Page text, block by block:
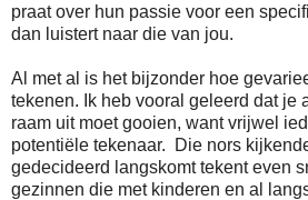
praat over hun passie voor een
dan luistert naar die van jou.
Al met al is het bijzonder hoe
tekenen. Ik heb vooral geleerd dat je
raam uit moet gooien, want vrijwel
potentiële tekenaar. Die nors
gedecideerd langskomt tekent even
gezinnen die met kinderen en al